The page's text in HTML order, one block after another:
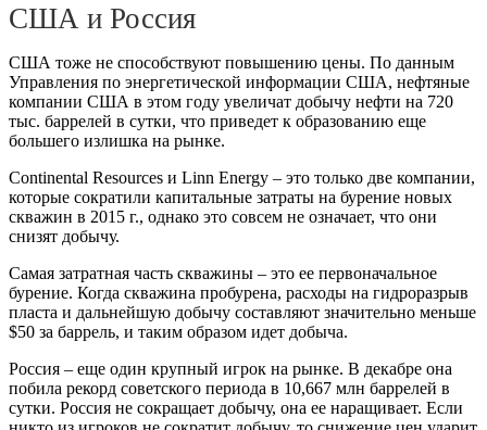
США и Россия
США тоже не способствуют повышению цены. По данным
Управления по энергетической информации США, нефтяные
компании США в этом году увеличат добычу нефти на 720
тыс. баррелей в сутки, что приведет к образованию еще
большего излишка на рынке.
Continental Resources и Linn Energy – это только две компании,
которые сократили капитальные затраты на бурение новых
скважин в 2015 г., однако это совсем не означает, что они
снизят добычу.
Самая затратная часть скважины – это ее первоначальное
бурение. Когда скважина пробурена, расходы на гидроразрыв
пласта и дальнейшую добычу составляют значительно меньше
$50 за баррель, и таким образом идет добыча.
Россия – еще один крупный игрок на рынке. В декабре она
побила рекорд советского периода в 10,667 млн баррелей в
сутки. Россия не сокращает добычу, она ее наращивает. Если